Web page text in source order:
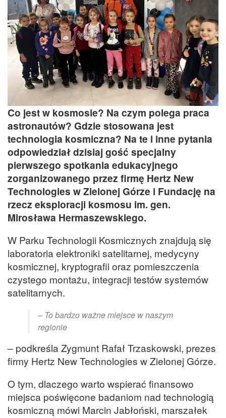
Co jest w kosmosie? Na czym polega praca
astronautów? Gdzie stosowana jest
technologia kosmiczna? Na te i inne pytania
odpowiedział dzisiaj gość specjalny
pierwszego spotkania edukacyjnego
zorganizowanego przez firmę Hertz New
Technologies w Zielonej Górze i Fundację na
rzecz eksploracji kosmosu im. gen.
Mirosława Hermaszewskiego.
W Parku Technologii Kosmicznych znajdują się
laboratoria elektroniki satelitarnej, medycyny
kosmicznej, kryptografii oraz pomieszczenia
czystego montażu, integracji testów systemów
satelitarnych.
– To bardzo ważne miejsce w naszym
regionie
– podkreśla Zygmunt Rafał Trzaskowski, prezes
firmy Hertz New Technologies w Zielonej Górze.
O tym, dlaczego warto wspierać finansowo
miejsca poświęcone badaniom nad technologią
kosmiczną mówi Marcin Jabłoński, marszałek